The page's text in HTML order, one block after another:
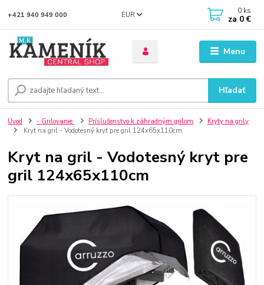
Menu
EUR
Hľadať
+421 940 949 000 0 ks
za 0 €
Úvod - Grilovanie Príslušenstvo k záhradným grilom
Kryty na grily
Kryt na gril - Vodotesný kryt pre gril 124x65x110cm
Kryt na gril - Vodotesný kryt pre
gril 124x65x110cm